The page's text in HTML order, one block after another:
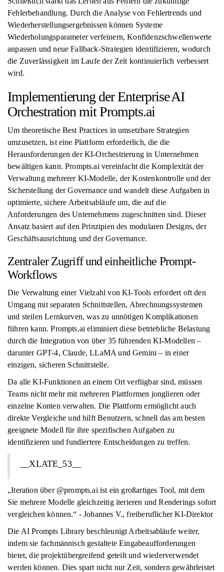
Fehlerbehandlung. Durch die Analyse von Fehlertrends und
Wiederherstellungsergebnissen können Systeme
Wiederholungsparameter verfeinern, Konfidenzschwellenwerte
anpassen und neue Fallback-Strategien identifizieren, wodurch
die Zuverlässigkeit im Laufe der Zeit kontinuierlich verbessert
wird.
Implementierung der Enterprise AI
Orchestration mit Prompts.ai
Um theoretische Best Practices in umsetzbare Strategien
umzusetzen, ist eine Plattform erforderlich, die die
Herausforderungen der KI-Orchestrierung in Unternehmen
bewältigen kann. Prompts.ai vereinfacht die Komplexität der
Verwaltung mehrerer KI-Modelle, der Kostenkontrolle und der
Sicherstellung der Governance und wandelt diese Aufgaben in
optimierte, sichere Arbeitsabläufe um, die auf die
Anforderungen des Unternehmens zugeschnitten sind. Dieser
Ansatz basiert auf den Prinzipien des modularen Designs, der
Geschäftsausrichtung und der Governance.
Zentraler Zugriff und einheitliche Prompt-
Workflows
Die Verwaltung einer Vielzahl von KI-Tools erfordert oft den
Umgang mit separaten Schnittstellen, Abrechnungssystemen
und steilen Lernkurven, was zu unnötigen Komplikationen
führen kann. Prompts.ai eliminiert diese betriebliche Belastung
durch die Integration von über 35 führenden KI-Modellen –
darunter GPT-4, Claude, LLaMA und Gemini – in einer
einzigen, sicheren Schnittstelle.
Da alle KI-Funktionen an einem Ort verfügbar sind, müssen
Teams nicht mehr mit mehreren Plattformen jonglieren oder
einzelne Konten verwalten. Die Plattform ermöglicht auch
direkte Vergleiche und hilft Benutzern, schnell das am besten
geeignete Modell für ihre spezifischen Aufgaben zu
identifizieren und fundiertere Entscheidungen zu treffen.
__XLATE_53__
„Iteration über @prompts.ai ist ein großartiges Tool, mit dem
Sie mehrere Modelle gleichzeitig iterieren und Renderings sofort
vergleichen können.“ - Johannes V., freiberuflicher KI-Direktor
Die AI Prompts Library beschleunigt Arbeitsabläufe weiter,
indem sie fachmännisch gestaltete Eingabeaufforderungen
bietet, die projektübergreifend geteilt und wiederverwendet
werden können. Dies spart nicht nur Zeit, sondern gewährleistet